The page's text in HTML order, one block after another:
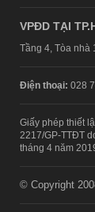
VPĐD TẠI
Tầng 4, Tòa nhà
Điện thoại: 028
Giấy phép thiết
2217/GP-TTĐT
tháng 4 năm
© Copyright